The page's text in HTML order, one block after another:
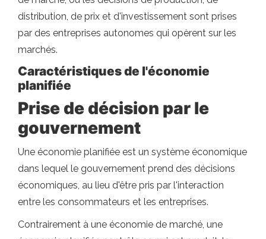
distribution, de prix et d'investissement sont prises
par des entreprises autonomes qui opèrent sur les
marchés.
Caractéristiques de l'économie
planifiée
Prise de décision par le
gouvernement
Une économie planifiée est un système économique
dans lequel le gouvernement prend des décisions
économiques, au lieu d'être pris par l'interaction
entre les consommateurs et les entreprises.
Contrairement à une économie de marché, une